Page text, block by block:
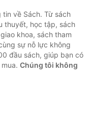
về Sách. Từ sách
thuyết, học tập, sách
khoa, sách tham
sự nỗ lực không
đầu sách, giúp bạn có
Chúng tôi không